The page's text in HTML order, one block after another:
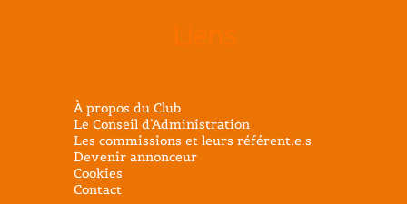
À propos du Club
Le Conseil d’Administration
Les commissions et leurs référent.e.s
Devenir annonceur
Cookies
Contact